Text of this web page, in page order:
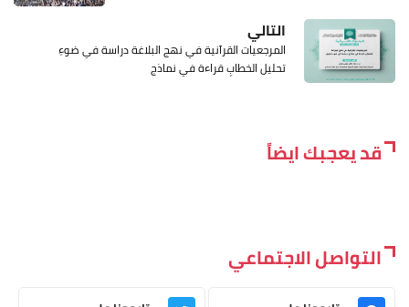
التالي
المرجعيات القرآنية في نهج البلاغة دراسة في ضوءِ
تحليل الخطابِ قراءة في نماذج
قد يعجبك ايضاً
التواصل الاجتماعي